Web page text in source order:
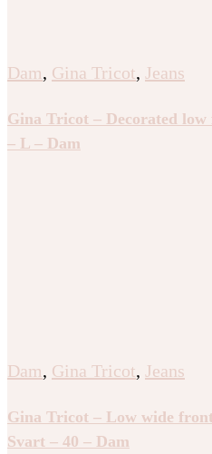
Dam, Gina Tricot, Jeans
Gina Tricot – Decorated low
– L – Dam
Dam, Gina Tricot, Jeans
Gina Tricot – Low wide
Svart – 40 – Dam